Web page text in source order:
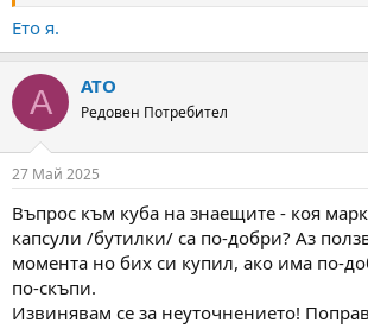
Ето я.
A ATO
Редовен Потребител
27 Май 2025
Въпрос към куба на знаещите - коя
капсули /бутилки/ са по-добри? Аз
момента но бих си купил, ако има по-
по-скъпи.
Извинявам се за неуточнението!